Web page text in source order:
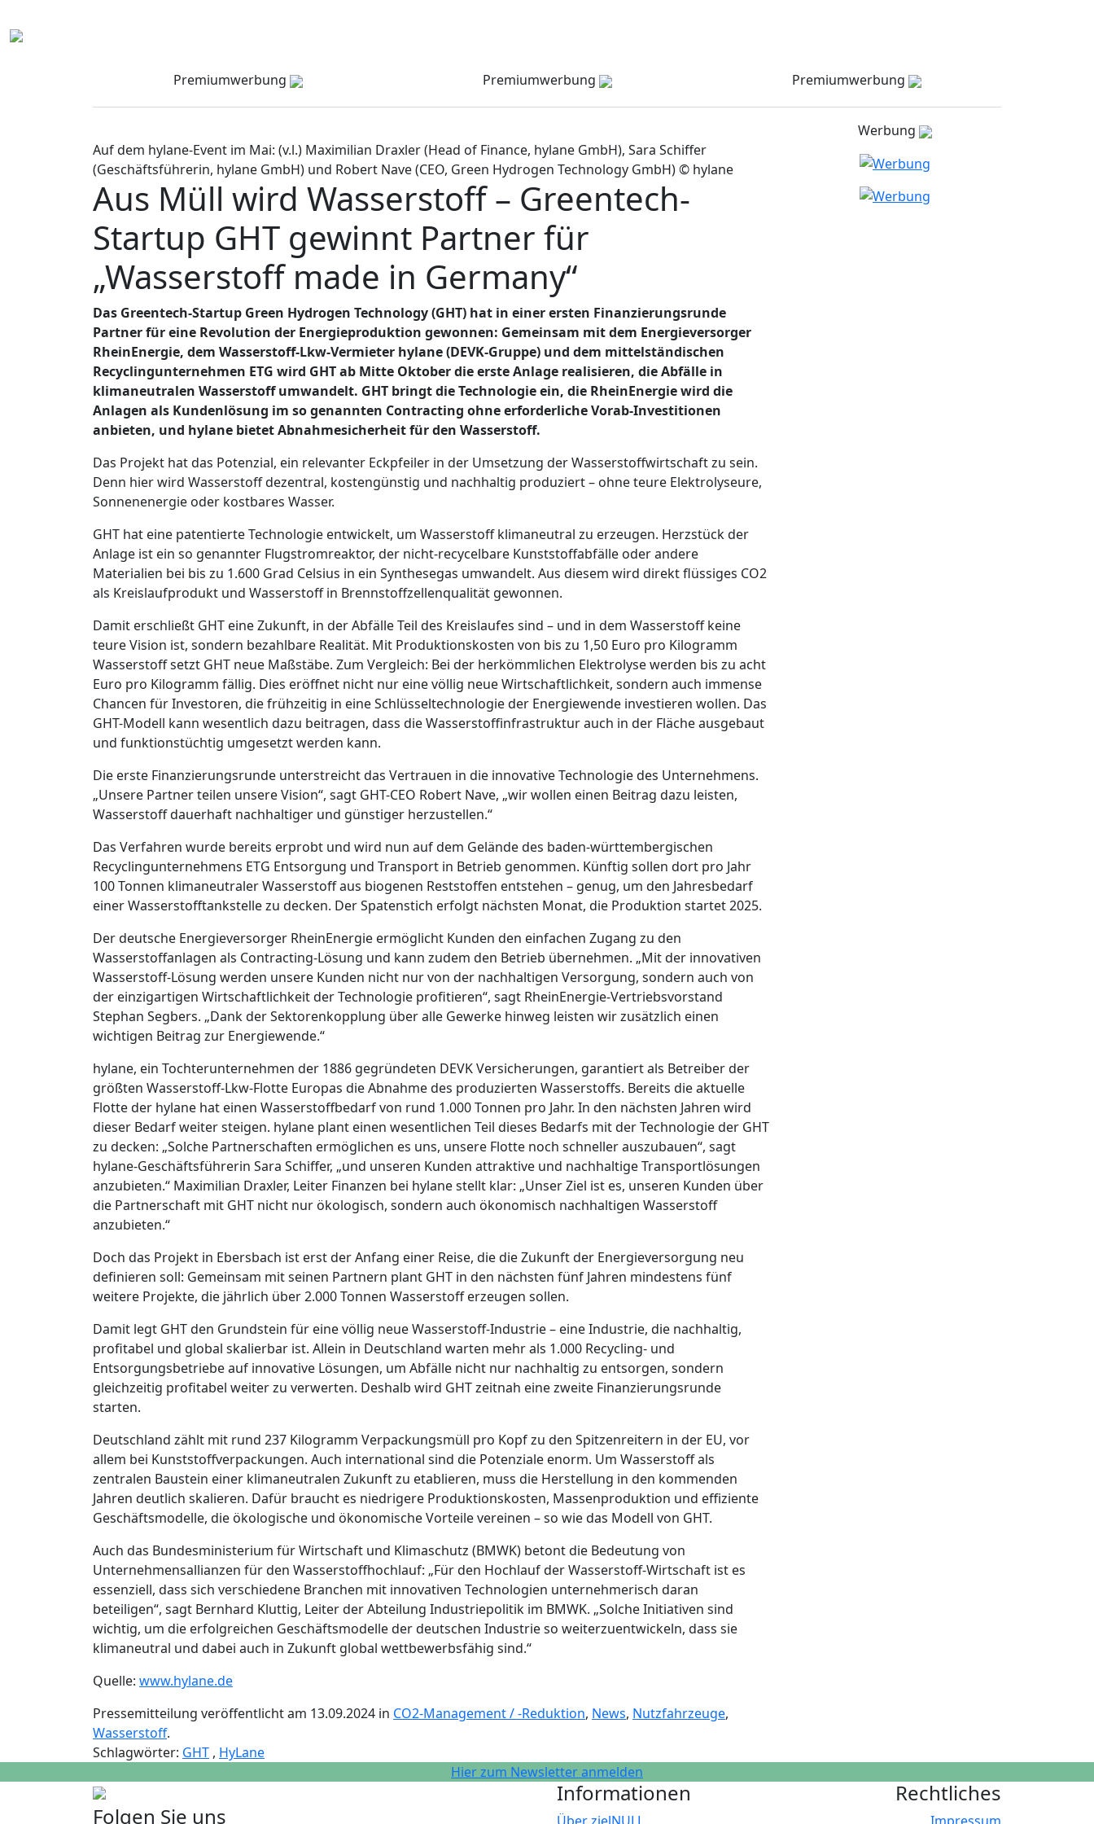
Premiumwerbung Premiumwerbung Premiumwerbung
Auf dem hylane-Event im Mai: (v.l.) Maximilian Draxler (Head of Finance, hylane GmbH), Sara Schiffer
(Geschäftsführerin, hylane GmbH) und Robert Nave (CEO, Green Hydrogen Technology GmbH) © hylane
Aus Müll wird Wasserstoff – Greentech-
Startup GHT gewinnt Partner für
„Wasserstoff made in Germany“
Das Greentech-Startup Green Hydrogen Technology (GHT) hat in einer ersten Finanzierungsrunde
Partner für eine Revolution der Energieproduktion gewonnen: Gemeinsam mit dem Energieversorger
RheinEnergie, dem Wasserstoff-Lkw-Vermieter hylane (DEVK-Gruppe) und dem mittelständischen
Recyclingunternehmen ETG wird GHT ab Mitte Oktober die erste Anlage realisieren, die Abfälle in
klimaneutralen Wasserstoff umwandelt. GHT bringt die Technologie ein, die RheinEnergie wird die
Anlagen als Kundenlösung im so genannten Contracting ohne erforderliche Vorab-Investitionen
anbieten, und hylane bietet Abnahmesicherheit für den Wasserstoff.
Das Projekt hat das Potenzial, ein relevanter Eckpfeiler in der Umsetzung der Wasserstoffwirtschaft zu sein.
Denn hier wird Wasserstoff dezentral, kostengünstig und nachhaltig produziert – ohne teure Elektrolyseure,
Sonnenenergie oder kostbares Wasser.
GHT hat eine patentierte Technologie entwickelt, um Wasserstoff klimaneutral zu erzeugen. Herzstück der
Anlage ist ein so genannter Flugstromreaktor, der nicht-recycelbare Kunststoffabfälle oder andere
Materialien bei bis zu 1.600 Grad Celsius in ein Synthesegas umwandelt. Aus diesem wird direkt flüssiges CO2
als Kreislaufprodukt und Wasserstoff in Brennstoffzellenqualität gewonnen.
Damit erschließt GHT eine Zukunft, in der Abfälle Teil des Kreislaufes sind – und in dem Wasserstoff keine
teure Vision ist, sondern bezahlbare Realität. Mit Produktionskosten von bis zu 1,50 Euro pro Kilogramm
Wasserstoff setzt GHT neue Maßstäbe. Zum Vergleich: Bei der herkömmlichen Elektrolyse werden bis zu acht
Euro pro Kilogramm fällig. Dies eröffnet nicht nur eine völlig neue Wirtschaftlichkeit, sondern auch immense
Chancen für Investoren, die frühzeitig in eine Schlüsseltechnologie der Energiewende investieren wollen. Das
GHT-Modell kann wesentlich dazu beitragen, dass die Wasserstoffinfrastruktur auch in der Fläche ausgebaut
und funktionstüchtig umgesetzt werden kann.
Die erste Finanzierungsrunde unterstreicht das Vertrauen in die innovative Technologie des Unternehmens.
„Unsere Partner teilen unsere Vision“, sagt GHT-CEO Robert Nave, „wir wollen einen Beitrag dazu leisten,
Wasserstoff dauerhaft nachhaltiger und günstiger herzustellen.“
Das Verfahren wurde bereits erprobt und wird nun auf dem Gelände des baden-württembergischen
Recyclingunternehmens ETG Entsorgung und Transport in Betrieb genommen. Künftig sollen dort pro Jahr
100 Tonnen klimaneutraler Wasserstoff aus biogenen Reststoffen entstehen – genug, um den Jahresbedarf
einer Wasserstofftankstelle zu decken. Der Spatenstich erfolgt nächsten Monat, die Produktion startet 2025.
Der deutsche Energieversorger RheinEnergie ermöglicht Kunden den einfachen Zugang zu den
Wasserstoffanlagen als Contracting-Lösung und kann zudem den Betrieb übernehmen. „Mit der innovativen
Wasserstoff-Lösung werden unsere Kunden nicht nur von der nachhaltigen Versorgung, sondern auch von
der einzigartigen Wirtschaftlichkeit der Technologie profitieren“, sagt RheinEnergie-Vertriebsvorstand
Stephan Segbers. „Dank der Sektorenkopplung über alle Gewerke hinweg leisten wir zusätzlich einen
wichtigen Beitrag zur Energiewende.“
hylane, ein Tochterunternehmen der 1886 gegründeten DEVK Versicherungen, garantiert als Betreiber der
größten Wasserstoff-Lkw-Flotte Europas die Abnahme des produzierten Wasserstoffs. Bereits die aktuelle
Flotte der hylane hat einen Wasserstoffbedarf von rund 1.000 Tonnen pro Jahr. In den nächsten Jahren wird
dieser Bedarf weiter steigen. hylane plant einen wesentlichen Teil dieses Bedarfs mit der Technologie der GHT
zu decken: „Solche Partnerschaften ermöglichen es uns, unsere Flotte noch schneller auszubauen“, sagt
hylane-Geschäftsführerin Sara Schiffer, „und unseren Kunden attraktive und nachhaltige Transportlösungen
anzubieten.“ Maximilian Draxler, Leiter Finanzen bei hylane stellt klar: „Unser Ziel ist es, unseren Kunden über
die Partnerschaft mit GHT nicht nur ökologisch, sondern auch ökonomisch nachhaltigen Wasserstoff
anzubieten.“
Doch das Projekt in Ebersbach ist erst der Anfang einer Reise, die die Zukunft der Energieversorgung neu
definieren soll: Gemeinsam mit seinen Partnern plant GHT in den nächsten fünf Jahren mindestens fünf
weitere Projekte, die jährlich über 2.000 Tonnen Wasserstoff erzeugen sollen.
Damit legt GHT den Grundstein für eine völlig neue Wasserstoff-Industrie – eine Industrie, die nachhaltig,
profitabel und global skalierbar ist. Allein in Deutschland warten mehr als 1.000 Recycling- und
Entsorgungsbetriebe auf innovative Lösungen, um Abfälle nicht nur nachhaltig zu entsorgen, sondern
gleichzeitig profitabel weiter zu verwerten. Deshalb wird GHT zeitnah eine zweite Finanzierungsrunde
starten.
Deutschland zählt mit rund 237 Kilogramm Verpackungsmüll pro Kopf zu den Spitzenreitern in der EU, vor
allem bei Kunststoffverpackungen. Auch international sind die Potenziale enorm. Um Wasserstoff als
zentralen Baustein einer klimaneutralen Zukunft zu etablieren, muss die Herstellung in den kommenden
Jahren deutlich skalieren. Dafür braucht es niedrigere Produktionskosten, Massenproduktion und effiziente
Geschäftsmodelle, die ökologische und ökonomische Vorteile vereinen – so wie das Modell von GHT.
Auch das Bundesministerium für Wirtschaft und Klimaschutz (BMWK) betont die Bedeutung von
Unternehmensallianzen für den Wasserstoffhochlauf: „Für den Hochlauf der Wasserstoff-Wirtschaft ist es
essenziell, dass sich verschiedene Branchen mit innovativen Technologien unternehmerisch daran
beteiligen“, sagt Bernhard Kluttig, Leiter der Abteilung Industriepolitik im BMWK. „Solche Initiativen sind
wichtig, um die erfolgreichen Geschäftsmodelle der deutschen Industrie so weiterzuentwickeln, dass sie
klimaneutral und dabei auch in Zukunft global wettbewerbsfähig sind.“
Quelle: www.hylane.de
Pressemitteilung veröffentlicht am 13.09.2024 in CO2-Management / -Reduktion, News, Nutzfahrzeuge,
Wasserstoff.
Schlagwörter: GHT , HyLane
Werbung
Hier zum Newsletter anmelden
Folgen Sie uns
Informationen Rechtliches